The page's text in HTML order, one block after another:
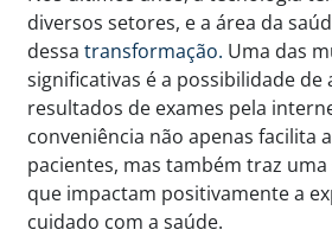
diversos setores, e a área da
dessa transformação. Uma das
significativas é a possibilidade de
resultados de exames pela
conveniência não apenas facilita
pacientes, mas também traz
que impactam positivamente a
cuidado com a saúde.